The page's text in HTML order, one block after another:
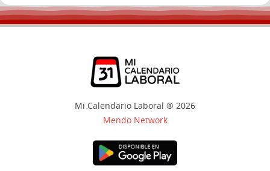
Mi Calendario Laboral ® 2026
Mendo Network